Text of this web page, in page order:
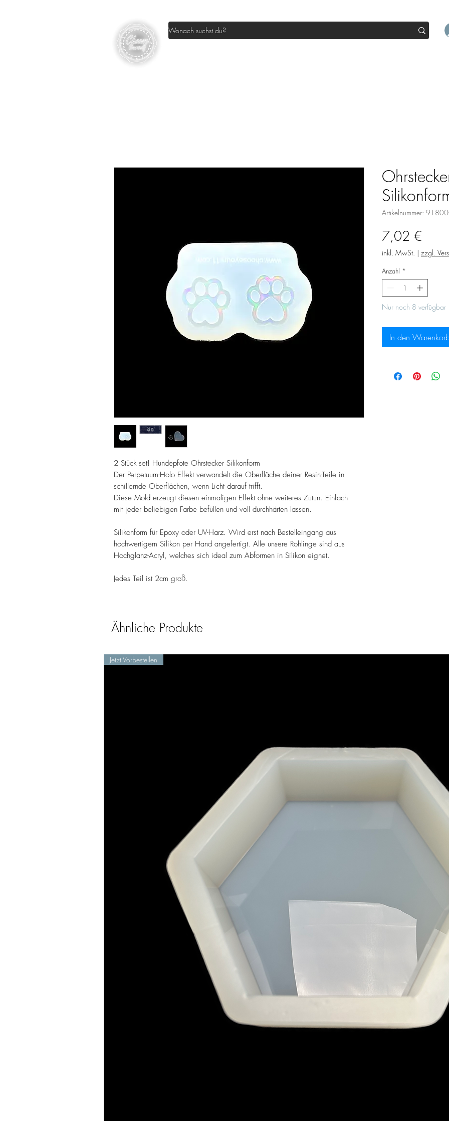
2 Stück set! Hundepfote Ohrstecker Silikonform
Der Perpetuum-Holo Effekt verwandelt die Oberfläche deiner Resin-Teile in
schillernde Oberflächen, wenn Licht darauf trifft.
Diese Mold erzeugt diesen einmaligen Effekt ohne weiteres Zutun. Einfach
mit jeder beliebigen Farbe befüllen und voll durchhärten lassen.
Silikonform für Epoxy oder UV-Harz. Wird erst nach Bestelleingang aus
hochwertigem Silikon per Hand angefertigt. Alle unsere Rohlinge sind aus
Hochglanz-Acryl, welches sich ideal zum Abformen in Silikon eignet.
Jedes Teil ist 2cm groß.
Artikelnummer:
7,02 €
inkl. MwSt. | zzgl.
Anzahl *
Nur noch 8 verfügbar
In den
Ähnliche Produkte
Jetzt Vorbestellen